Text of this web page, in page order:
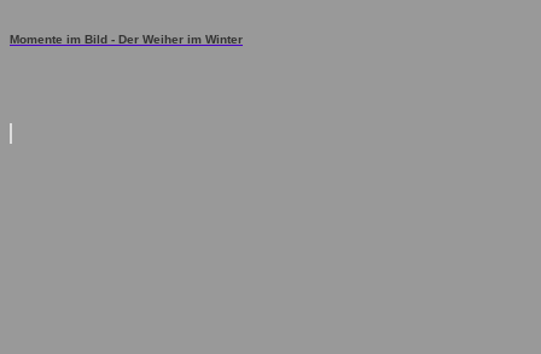
Momente im Bild - Der Weiher im Winter